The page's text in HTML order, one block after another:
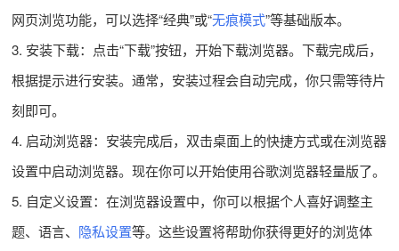
网页浏览功能，可以选择“经典”或“无痕模式”等基础版本。
3. 安装下载：点击“下载”按钮，开始下载浏览器。下载完成后，
根据提示进行安装。通常，安装过程会自动完成，你只需等待片
刻即可。
4. 启动浏览器：安装完成后，双击桌面上的快捷方式或在浏览器
设置中启动浏览器。现在你可以开始使用谷歌浏览器轻量版了。
5. 自定义设置：在浏览器设置中，你可以根据个人喜好调整主
题、语言、 隐私设置等。这些设置将帮助你获得更好的浏览体